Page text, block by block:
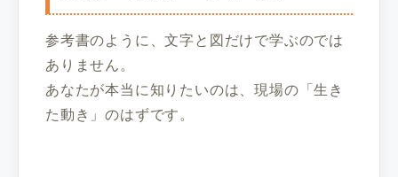
参考書のように、文字と図だけで学ぶのでは
ありません。
あなたが本当に知りたいのは、現場の「生き
た動き」のはずです。